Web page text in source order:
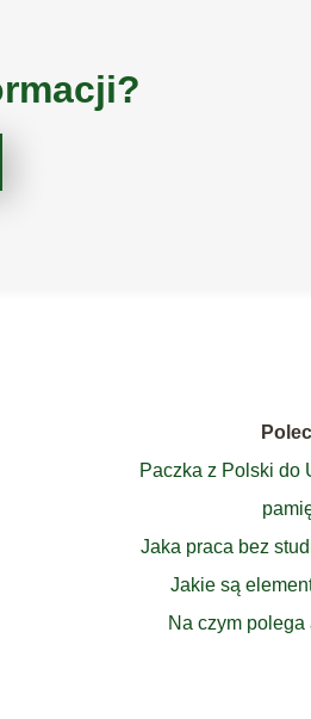
Paczka z Polski do
Jaka praca bez
Jakie są
Na czym